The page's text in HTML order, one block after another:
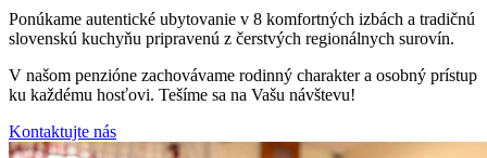
Ponúkame autentické ubytovanie v 8 komfortných izbách a tradičnú
slovenskú kuchyňu pripravenú z čerstvých regionálnych surovín.
V našom penzióne zachovávame rodinný charakter a osobný prístup
ku každému hosťovi. Tešíme sa na Vašu návštevu!
Kontaktujte nás